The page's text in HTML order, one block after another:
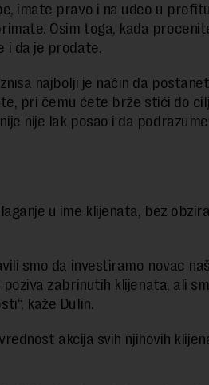
imate pravo i na udeo u profitu
Osim toga, kada
i da je prodate.
najbolji je način da
pri čemu ćete brže stići do
nije lak posao i da
u ime klijenata, bez
smo da investiramo novac
zabrinutih klijenata, ali
kaže Dulin.
akcija svih njihovih